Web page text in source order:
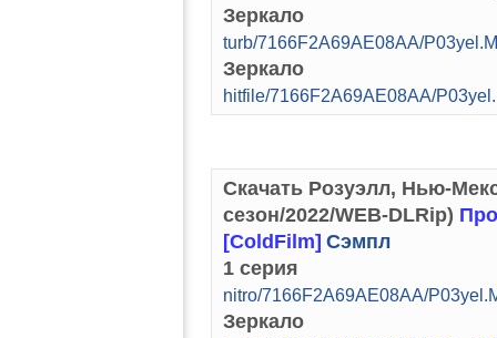
Зеркало
turb/7166F2A69AE08AA/
Зеркало
hitfile/7166F2A69AE08AA/
Скачать Розуэлл, Нью-
сезон/2022/WEB-DLRip)
[ColdFilm] Сэмпл
1 серия
nitro/7166F2A69AE08AA/
Зеркало